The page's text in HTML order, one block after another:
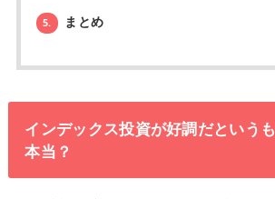
5. まとめ
インデックス投資が好調だという
本当？